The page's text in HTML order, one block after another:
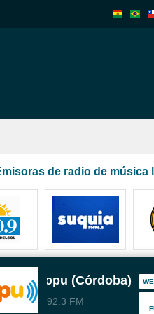
de radio de música
La Popu (Córdoba)
92.3 FM